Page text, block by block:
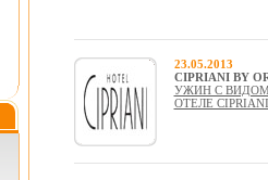
23.05.2013
CIPRIANI BY
УЖИН С
ОТЕЛЕ CIPRIANI